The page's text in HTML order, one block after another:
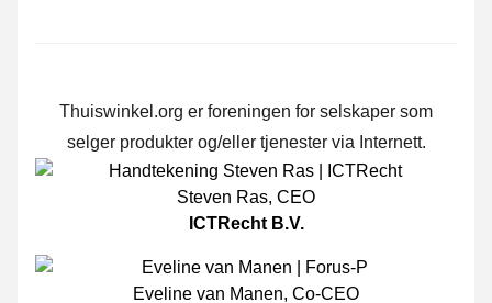
Thuiswinkel.org er foreningen for selskaper som
selger produkter og/eller tjenester via Internett.
Steven Ras, CEO
ICTRecht B.V.
Eveline van Manen, Co-CEO